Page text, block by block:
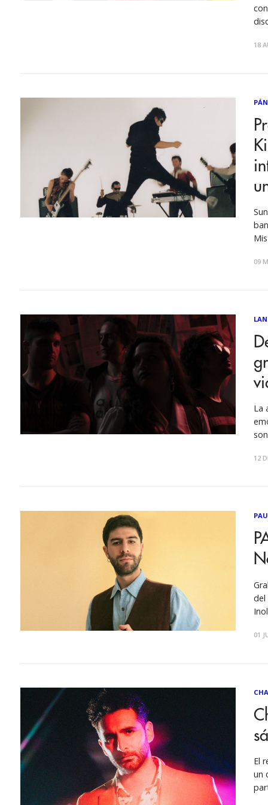
18
09
La
12
PAU
del
01
El
un